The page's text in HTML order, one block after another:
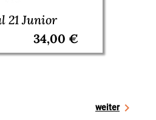
21 Junior
34,00 €
weiter